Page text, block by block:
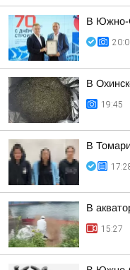
В Южно-
В
19:45
В
В
15:27